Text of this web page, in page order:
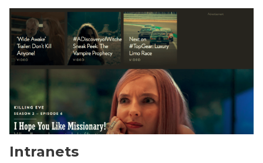
Intranets